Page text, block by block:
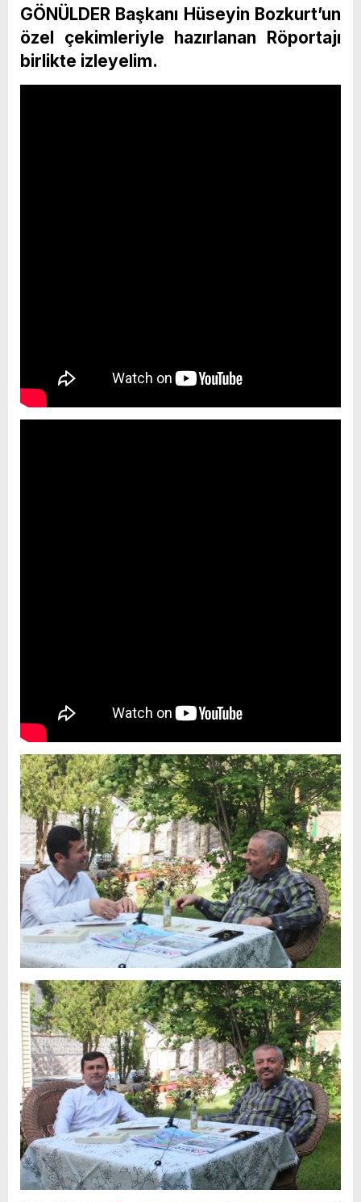
GÖNÜLDER Başkanı Hüseyin Bozkurt’un
özel çekimleriyle hazırlanan Röportajı
birlikte izleyelim.